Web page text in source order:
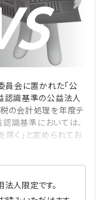
事戦略
れる指摘事項
会に置かれた「公
認識基準の公益法人
の会計処理を年度テ
識基準においては、
く」と定められてお
人限定です。